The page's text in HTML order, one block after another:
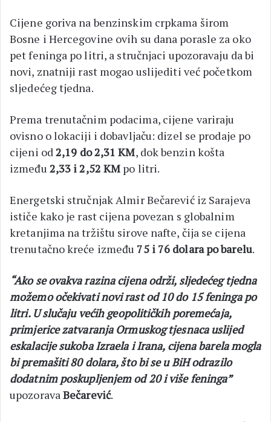
Cijene goriva na benzinskim crpkama širom
Bosne i Hercegovine ovih su dana porasle za oko
pet feninga po litri, a stručnjaci upozoravaju da bi
novi, znatniji rast mogao uslijediti već početkom
sljedećeg tjedna.
Prema trenutačnim podacima, cijene variraju
ovisno o lokaciji i dobavljaču: dizel se prodaje po
cijeni od2,19 do 2,31 KM, dok benzin košta
između 2,33 i 2,52 KM po litri.
Energetski stručnjak Almir Bečarević iz Sarajeva
ističe kako je rast cijena povezan s globalnim
kretanjima na tržištu sirove nafte, čija se cijena
trenutačno kreće između 75 i 76 dolara po barelu.
“Ako se ovakva razina cijena održi, sljedećeg tjedna
možemo očekivati novi rast od 10 do 15 feninga po
litri. U slučaju većih geopolitičkih poremećaja,
primjerice zatvaranja Ormuskog tjesnaca uslijed
eskalacije sukoba Izraela i Irana, cijena barela mogla
bi premašiti 80 dolara, što bi se u BiH odrazilo
dodatnim poskupljenjem od 20 i više feninga”
upozoravaBečarević.